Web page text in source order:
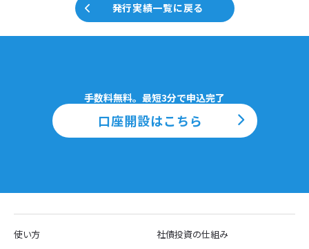
発行実績一覧に戻る
手数料無料。最短3分で申込完了
口座開設はこちら
使い方
社債投資の仕組み